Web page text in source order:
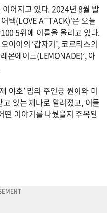
어지고 있다. 2024년 8월 발
택(LOVE ATTACK)’은 오늘
5위에 이름을 올리고 있다.
아이의 ‘갑자기’, 코르티스의
몬에이드(LEMONADE)’, 아
야호’ 밈의 주인공 원이와 미
고 있는 제나로 알려졌고, 이들
떤 이야기를 나눴을지 주목된